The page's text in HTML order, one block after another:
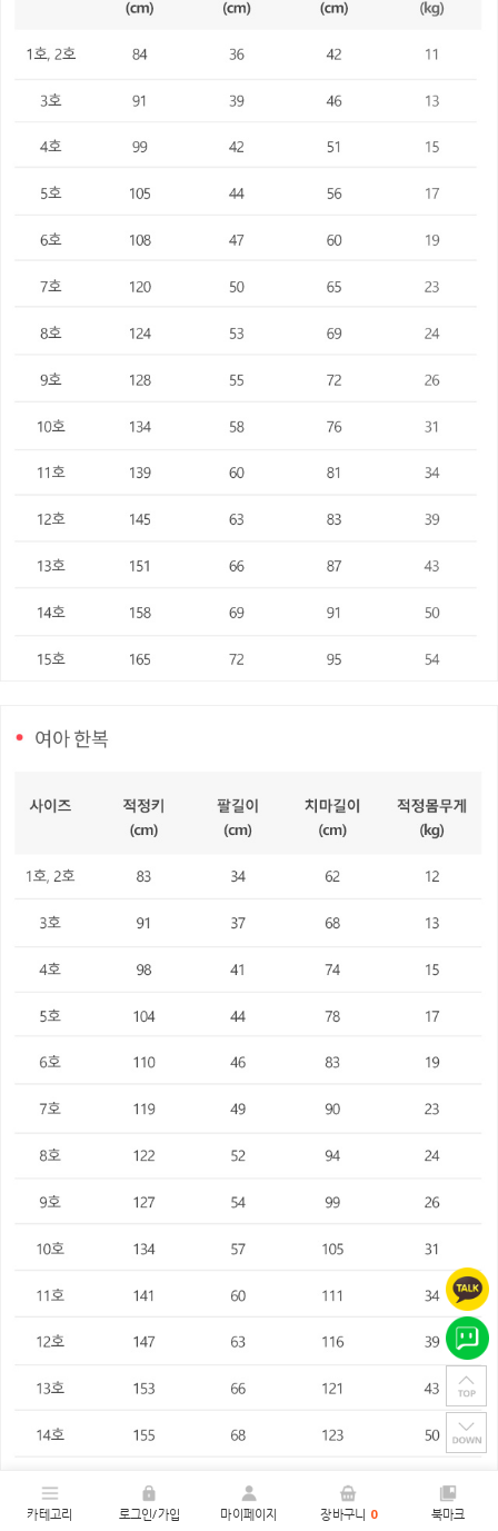
카테고리 로그인/가입 마이페이지 장바구니 0 북마크